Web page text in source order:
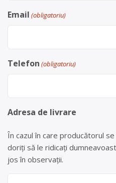
Email (obligatoriu)
Telefon (obligatoriu)
Adresa de livrare
În cazul în care producătorul
doriți să le ridicați
jos în observații.